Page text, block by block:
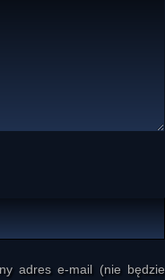
adres e-mail (nie będzie